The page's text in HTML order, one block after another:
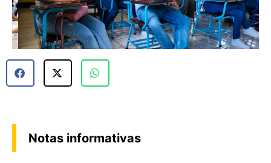
Notas informativas